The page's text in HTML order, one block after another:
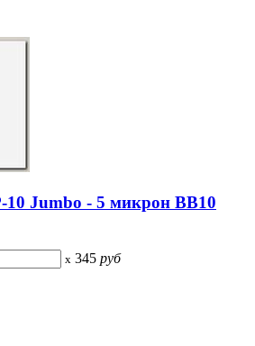
10 Jumbo - 5 микрон ВВ10
x 345 руб